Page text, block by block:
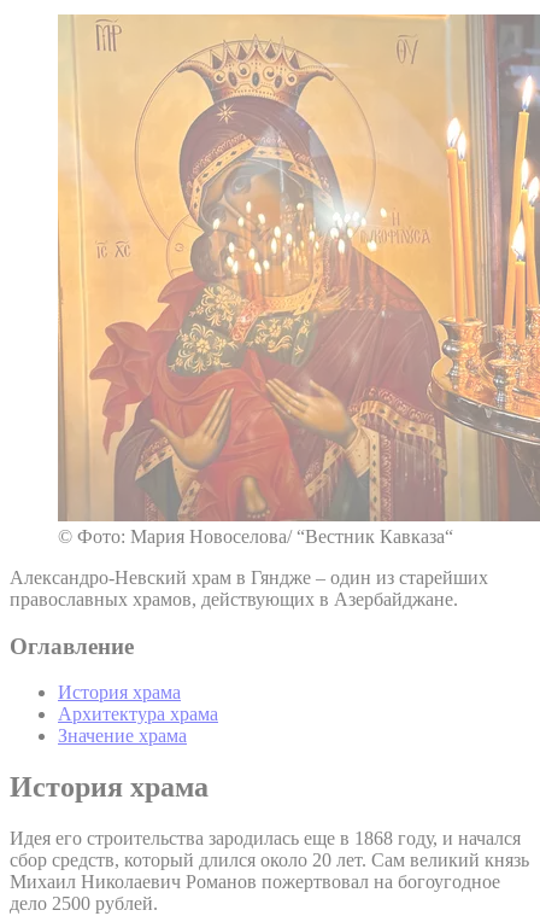
© Фото: Мария Новоселова/ “Вестник Кавказа“
Александро-Невский храм в Гяндже – один из старейших
православных храмов, действующих в Азербайджане.
Оглавление
История храма
Архитектура храма
Значение храма
История храма
Идея его строительства зародилась еще в 1868 году, и начался
сбор средств, который длился около 20 лет. Сам великий князь
Михаил Николаевич Романов пожертвовал на богоугодное
дело 2500 рублей.